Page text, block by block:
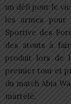
un défi pour le
les armes pour
Sportive des
des atouts à
produit lors de
premier tour et
du match Abia
martelé.